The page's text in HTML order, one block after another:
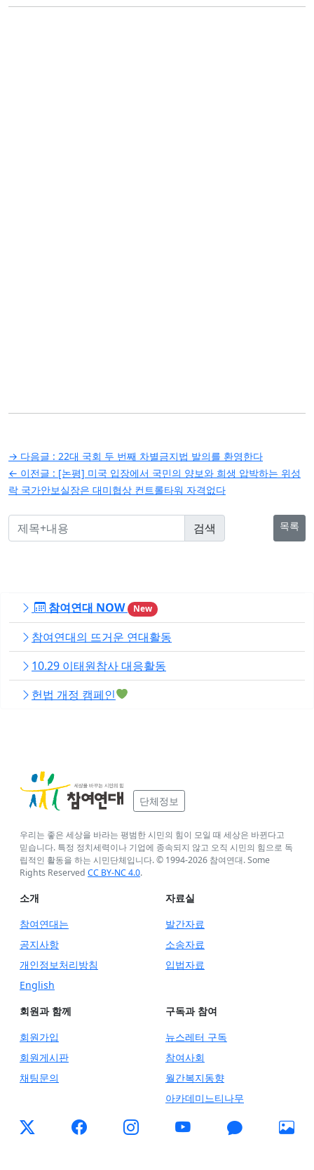
글
탐
색
→ 다음글 : 22대 국회 두 번째 차별금지법 발의를 환영한다
← 이전글 : [논평] 미국 입장에서 국민의 양보와 희생 압박하는 위성
락 국가안보실장은 대미협상 컨트롤타워 자격없다
목록
참여연대 NOW New
참여연대의 뜨거운 연대활동
10.29 이태원참사 대응활동
헌법 개정 캠페인
단체정보
우리는 좋은 세상을 바라는 평범한 시민의 힘이 모일 때 세상은 바뀐다고
믿습니다. 특정 정치세력이나 기업에 종속되지 않고 오직 시민의 힘으로 독
립적인 활동을 하는 시민단체입니다. © 1994-2026 참여연대. Some
Rights Reserved CC BY-NC 4.0.
소개
참여연대는
공지사항
개인정보처리방침
English
자료실
발간자료
소송자료
입법자료
회원과 함께
회원가입
회원게시판
채팅문의
구독과 참여
뉴스레터 구독
참여사회
월간복지동향
아카데미느티나무